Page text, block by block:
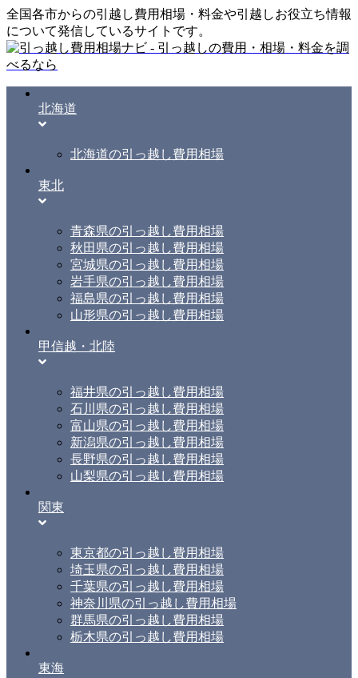
全国各市からの引越し費用相場・料金や引越しお役立ち情報
について発信しているサイトです。
北海道
北海道の引っ越し費用相場
東北
青森県の引っ越し費用相場
秋田県の引っ越し費用相場
宮城県の引っ越し費用相場
岩手県の引っ越し費用相場
福島県の引っ越し費用相場
山形県の引っ越し費用相場
甲信越・北陸
福井県の引っ越し費用相場
石川県の引っ越し費用相場
富山県の引っ越し費用相場
新潟県の引っ越し費用相場
長野県の引っ越し費用相場
山梨県の引っ越し費用相場
関東
東京都の引っ越し費用相場
埼玉県の引っ越し費用相場
千葉県の引っ越し費用相場
神奈川県の引っ越し費用相場
群馬県の引っ越し費用相場
栃木県の引っ越し費用相場
東海